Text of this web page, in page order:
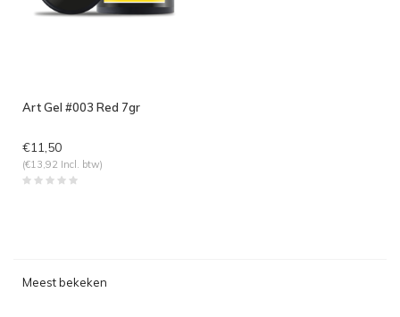
Art Gel #003 Red 7gr
€11,50
(€13,92 Incl. btw)
Meest bekeken